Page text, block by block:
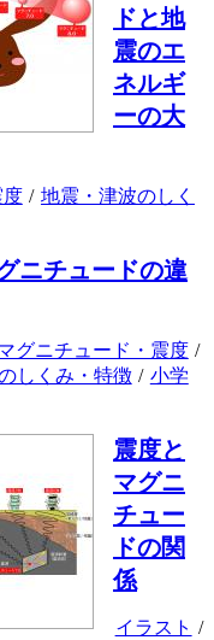
ドと地
震のエ
ネルギ
ーの大
度 / 地震・津波のしく
ニチュードの違
グニチュード・震度 /
しくみ・特徴 / 小学
震度と
マグニ
チュー
ドの関
係
イラスト /